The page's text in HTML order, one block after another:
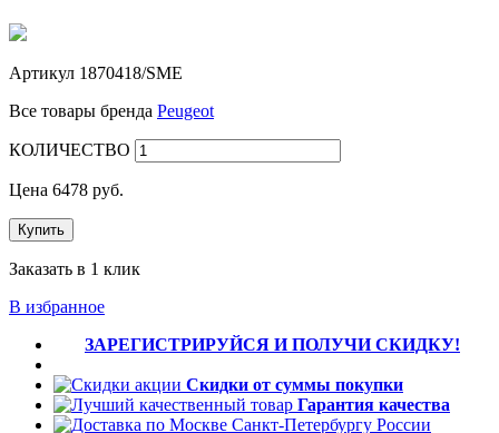
Артикул 1870418/SME
Все товары бренда Peugeot
КОЛИЧЕСТВО
Цена 6478 руб.
Купить
Заказать в 1 клик
В избранное
ЗАРЕГИСТРИРУЙСЯ И ПОЛУЧИ СКИДКУ!
Скидки от суммы покупки
Гарантия качества